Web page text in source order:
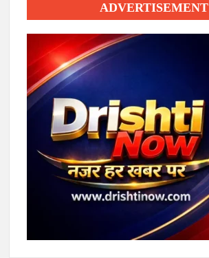
ADVERTISEMENT